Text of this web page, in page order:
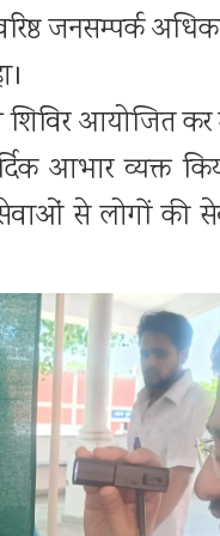
जनसम्पर्क
शिविर आयोजित
आभार व्यक्त
सेवाओं से लोगों